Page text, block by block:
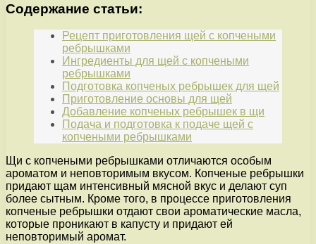
Содержание статьи:
Рецепт приготовления щей с копчеными
ребрышками
Ингредиенты для щей с копчеными
ребрышками
Подготовка копченых ребрышек для щей
Приготовление основы для щей
Добавление копченых ребрышек в щи
Подача и подготовка к подаче щей с
копчеными ребрышками
Щи с копчеными ребрышками отличаются особым
ароматом и неповторимым вкусом. Копченые ребрышки
придают щам интенсивный мясной вкус и делают суп
более сытным. Кроме того, в процессе приготовления
копченые ребрышки отдают свои ароматические масла,
которые проникают в капусту и придают ей
неповторимый аромат.